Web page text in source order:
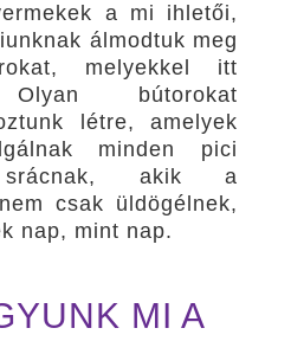
a mi ihletői,
álmodtuk meg
melyekkel itt
Olyan bútorokat
létre, amelyek
minden pici
akik a
csak üldögélnek,
nap, mint nap.
MI A